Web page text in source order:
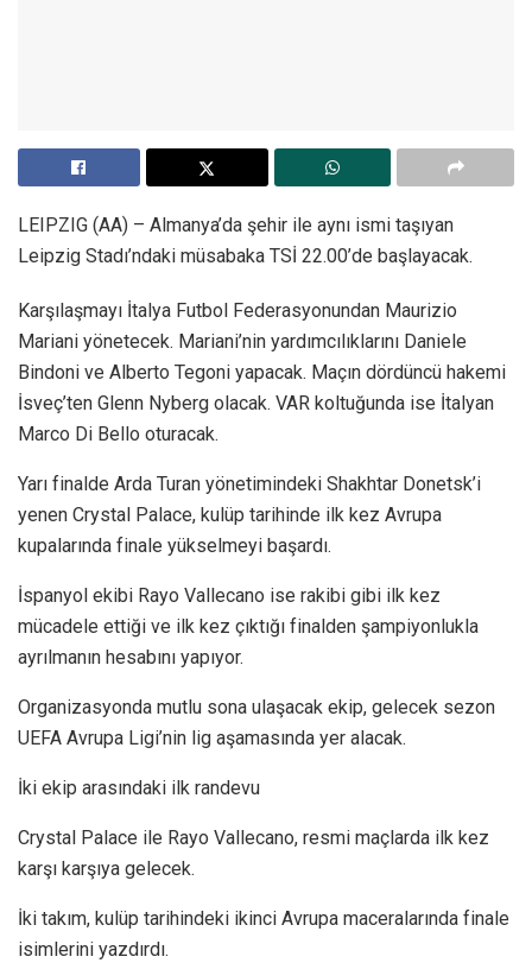
LEIPZIG (AA) – Almanya’da şehir ile aynı ismi taşıyan
Leipzig Stadı’ndaki müsabaka TSİ 22.00’de başlayacak.
Karşılaşmayı İtalya Futbol Federasyonundan Maurizio
Mariani yönetecek. Mariani’nin yardımcılıklarını Daniele
Bindoni ve Alberto Tegoni yapacak. Maçın dördüncü hakemi
İsveç’ten Glenn Nyberg olacak. VAR koltuğunda ise İtalyan
Marco Di Bello oturacak.
Yarı finalde Arda Turan yönetimindeki Shakhtar Donetsk’i
yenen Crystal Palace, kulüp tarihinde ilk kez Avrupa
kupalarında finale yükselmeyi başardı.
İspanyol ekibi Rayo Vallecano ise rakibi gibi ilk kez
mücadele ettiği ve ilk kez çıktığı finalden şampiyonlukla
ayrılmanın hesabını yapıyor.
Organizasyonda mutlu sona ulaşacak ekip, gelecek sezon
UEFA Avrupa Ligi’nin lig aşamasında yer alacak.
İki ekip arasındaki ilk randevu
Crystal Palace ile Rayo Vallecano, resmi maçlarda ilk kez
karşı karşıya gelecek.
İki takım, kulüp tarihindeki ikinci Avrupa maceralarında finale
isimlerini yazdırdı.